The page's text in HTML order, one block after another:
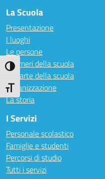
Attiva/disattiva alto contrasto
Attiva/disattiva dimensione testo
La Scuola
Presentazione
I luoghi
Le persone
I numeri della scuola
Le carte della scuola
Organizzazione
La storia
I Servizi
Personale scolastico
Famiglie e studenti
Percorsi di studio
Tutti i servizi